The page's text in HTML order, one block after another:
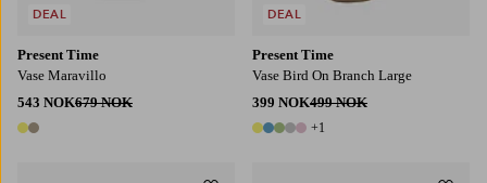
Present Time
Vase Maravillo
543 NOK679 NOK
2 farger
DEAL
Present Time
Vase Bird On Branch Large
399 NOK499 NOK
6 farger
+1
DEAL